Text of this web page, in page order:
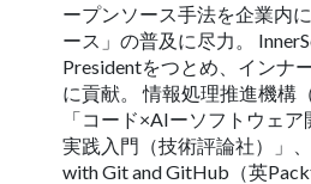
ープンソース手法を企業内
ース」の普及に尽力。
Presidentをつとめ、インナ
に貢献。 情報処理推進機構
「コード×AIーソフトウェ
実践入門（技術評論社）」
with Git and GitHub（英